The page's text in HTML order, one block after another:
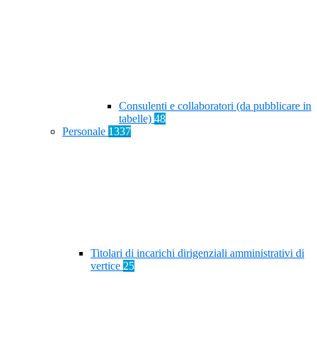
Consulenti e collaboratori (da pubblicare in
tabelle) 48
Personale 1337
Titolari di incarichi dirigenziali amministrativi di
vertice 25